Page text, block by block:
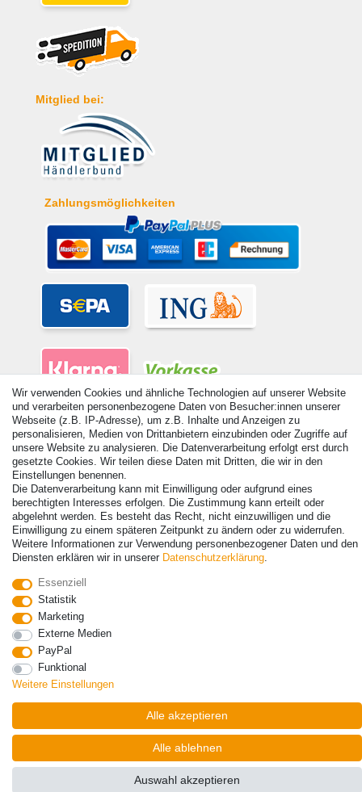
Mitglied bei:
Zahlungsmöglichkeiten
© Copyright 2026 | Alle Rechte vorbehalten. - Alle Rechte vorbehalten.
Preisangaben inkl. gesetzl. 19% MwSt. | Grundpreise siehe Artikeldetail | *Gilt für
Lieferungen nach Deutschland!
Vertrag widerrufen Kontakt
Wir verwenden Cookies und ähnliche Technologien auf unserer Website
und verarbeiten personenbezogene Daten von Besucher:innen unserer
Webseite (z.B. IP-Adresse), um z.B. Inhalte und Anzeigen zu
personalisieren, Medien von Drittanbietern einzubinden oder Zugriffe auf
unsere Website zu analysieren. Die Datenverarbeitung erfolgt erst durch
gesetzte Cookies. Wir teilen diese Daten mit Dritten, die wir in den
Einstellungen benennen.
Die Datenverarbeitung kann mit Einwilligung oder aufgrund eines
berechtigten Interesses erfolgen. Die Zustimmung kann erteilt oder
abgelehnt werden. Es besteht das Recht, nicht einzuwilligen und die
Einwilligung zu einem späteren Zeitpunkt zu ändern oder zu widerrufen.
Weitere Informationen zur Verwendung personenbezogener Daten und den
Diensten erklären wir in unserer Daten­schutz­erklärung.
Essenziell
Statistik
Marketing
Externe Medien
PayPal
Funktional
Weitere Einstellungen
Alle akzeptieren
Alle ablehnen
Auswahl akzeptieren